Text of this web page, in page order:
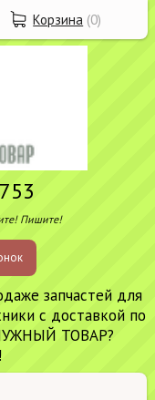
Пишите!
запчастей для
с доставкой по
ТОВАР?
Корзина (0)